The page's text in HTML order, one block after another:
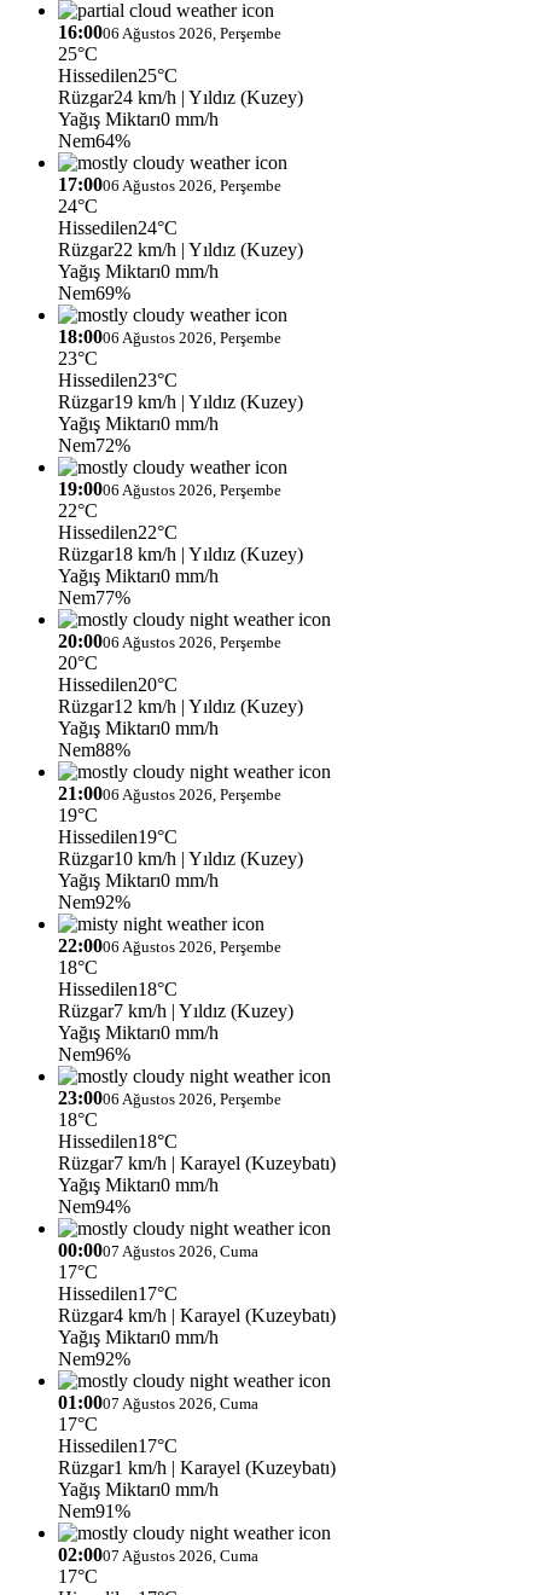
16:0006 Ağustos 2026, Perşembe
25°C
Hissedilen25°C
Rüzgar24 km/h | Yıldız (Kuzey)
Yağış Miktarı0 mm/h
Nem64%
17:0006 Ağustos 2026, Perşembe
24°C
Hissedilen24°C
Rüzgar22 km/h | Yıldız (Kuzey)
Yağış Miktarı0 mm/h
Nem69%
18:0006 Ağustos 2026, Perşembe
23°C
Hissedilen23°C
Rüzgar19 km/h | Yıldız (Kuzey)
Yağış Miktarı0 mm/h
Nem72%
19:0006 Ağustos 2026, Perşembe
22°C
Hissedilen22°C
Rüzgar18 km/h | Yıldız (Kuzey)
Yağış Miktarı0 mm/h
Nem77%
20:0006 Ağustos 2026, Perşembe
20°C
Hissedilen20°C
Rüzgar12 km/h | Yıldız (Kuzey)
Yağış Miktarı0 mm/h
Nem88%
21:0006 Ağustos 2026, Perşembe
19°C
Hissedilen19°C
Rüzgar10 km/h | Yıldız (Kuzey)
Yağış Miktarı0 mm/h
Nem92%
22:0006 Ağustos 2026, Perşembe
18°C
Hissedilen18°C
Rüzgar7 km/h | Yıldız (Kuzey)
Yağış Miktarı0 mm/h
Nem96%
23:0006 Ağustos 2026, Perşembe
18°C
Hissedilen18°C
Rüzgar7 km/h | Karayel (Kuzeybatı)
Yağış Miktarı0 mm/h
Nem94%
00:0007 Ağustos 2026, Cuma
17°C
Hissedilen17°C
Rüzgar4 km/h | Karayel (Kuzeybatı)
Yağış Miktarı0 mm/h
Nem92%
01:0007 Ağustos 2026, Cuma
17°C
Hissedilen17°C
Rüzgar1 km/h | Karayel (Kuzeybatı)
Yağış Miktarı0 mm/h
Nem91%
02:0007 Ağustos 2026, Cuma
17°C